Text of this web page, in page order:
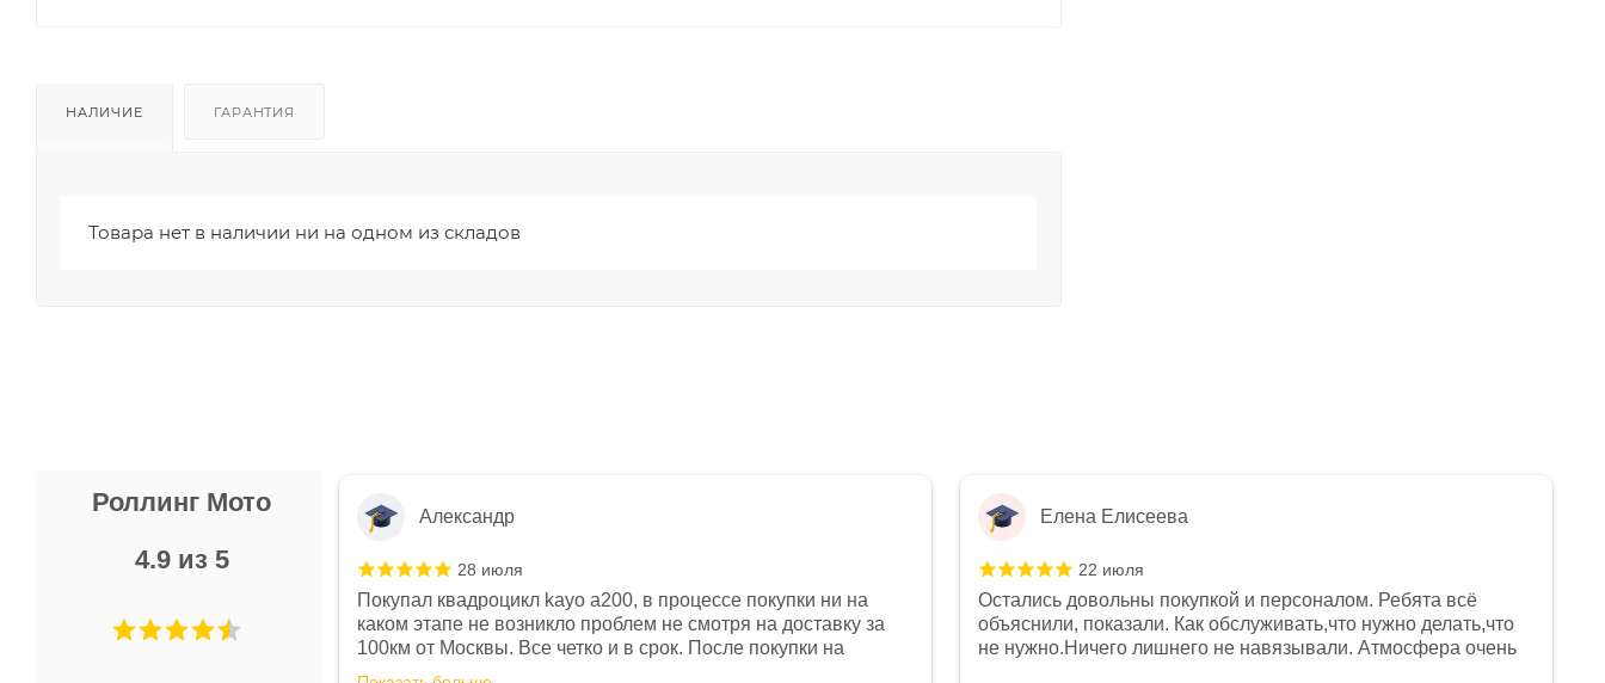
НАЛИЧИЕ ГАРАНТИЯ
Товара нет в наличии ни на одном из складов
Роллинг Мото
4.9 из 5
Не понравились условия
и дают только на год)
Александр
28 июля
Покупал квадроцикл kayo a200, в процессе покупки ни на
каком этапе не возникло проблем не смотря на доставку за
100км от Москвы. Все четко и в срок. После покупки на
спидометре всегда был 0, при этом представители магазина
Елена Елисеева
22 июля
Остались довольны покупкой и персоналом. Ребята всё
объяснили, показали. Как обслуживать,что нужно делать,что
не нужно.Ничего лишнего не навязывали. Атмосфера очень